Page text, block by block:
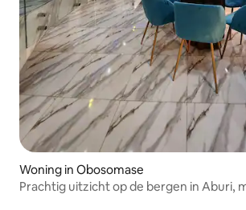
Woning in Obosomase
Prachtig uitzicht op de bergen in Aburi, mijn gelukkige